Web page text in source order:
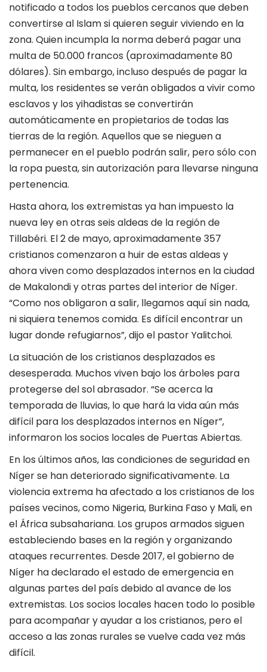
notificado a todos los pueblos cercanos que deben
convertirse al Islam si quieren seguir viviendo en la
zona. Quien incumpla la norma deberá pagar una
multa de 50.000 francos (aproximadamente 80
dólares). Sin embargo, incluso después de pagar la
multa, los residentes se verán obligados a vivir como
esclavos y los yihadistas se convertirán
automáticamente en propietarios de todas las
tierras de la región. Aquellos que se nieguen a
permanecer en el pueblo podrán salir, pero sólo con
la ropa puesta, sin autorización para llevarse ninguna
pertenencia.
Hasta ahora, los extremistas ya han impuesto la
nueva ley en otras seis aldeas de la región de
Tillabéri. El 2 de mayo, aproximadamente 357
cristianos comenzaron a huir de estas aldeas y
ahora viven como desplazados internos en la ciudad
de Makalondi y otras partes del interior de Níger.
“Como nos obligaron a salir, llegamos aquí sin nada,
ni siquiera tenemos comida. Es difícil encontrar un
lugar donde refugiarnos”, dijo el pastor Yalitchoi.
La situación de los cristianos desplazados es
desesperada. Muchos viven bajo los árboles para
protegerse del sol abrasador. “Se acerca la
temporada de lluvias, lo que hará la vida aún más
difícil para los desplazados internos en Níger”,
informaron los socios locales de Puertas Abiertas.
En los últimos años, las condiciones de seguridad en
Níger se han deteriorado significativamente. La
violencia extrema ha afectado a los cristianos de los
países vecinos, como Nigeria, Burkina Faso y Mali, en
el África subsahariana. Los grupos armados siguen
estableciendo bases en la región y organizando
ataques recurrentes. Desde 2017, el gobierno de
Níger ha declarado el estado de emergencia en
algunas partes del país debido al avance de los
extremistas. Los socios locales hacen todo lo posible
para acompañar y ayudar a los cristianos, pero el
acceso a las zonas rurales se vuelve cada vez más
difícil.